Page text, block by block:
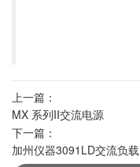
上一篇：
MX 系列II交流电源
下一篇：
加州仪器3091LD交流负载